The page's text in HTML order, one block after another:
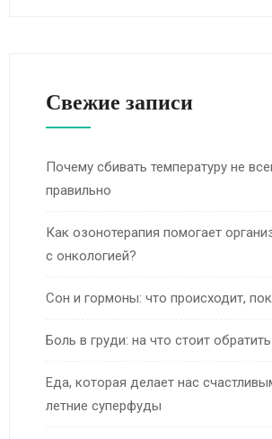
Свежие записи
Почему сбивать температуру не
правильно
Как озонотерапия помогает
с онкологией?
Сон и гормоны: что происходит,
Боль в груди: на что стоит
Еда, которая делает нас
летние суперфуды